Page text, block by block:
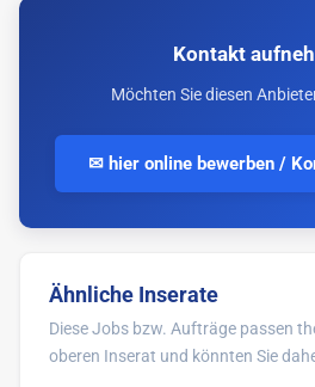
Kontakt
Möchten Sie diesen
✉ hier online bewerben /
Ähnliche Inserate
Diese Jobs bzw. Aufträge passen
oberen Inserat und könnten Sie